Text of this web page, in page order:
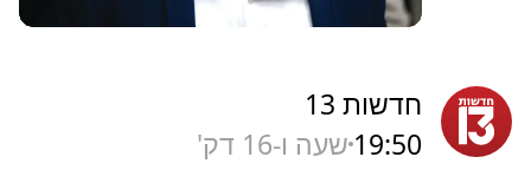
חדשות 13
19:50 שעה ו-16 דק'